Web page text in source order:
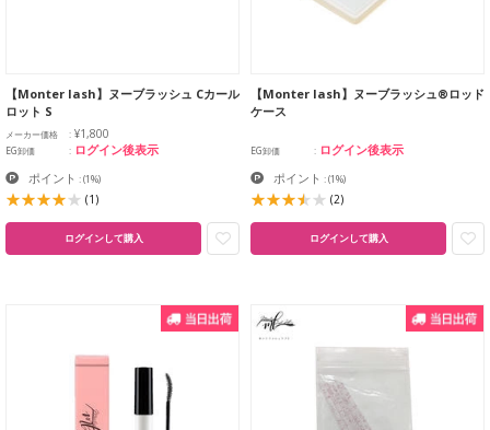
【Monter lash】ヌーブラッシュ Cカール
ロット S
メーカー価格 ¥1,800
EG卸価 ログイン後表示
ポイント :(1%)
(1)
ログインして購入
【Monter lash】ヌーブラッシュ®ロッド
ケース
EG卸価 ログイン後表示
ポイント :(1%)
(2)
ログインして購入